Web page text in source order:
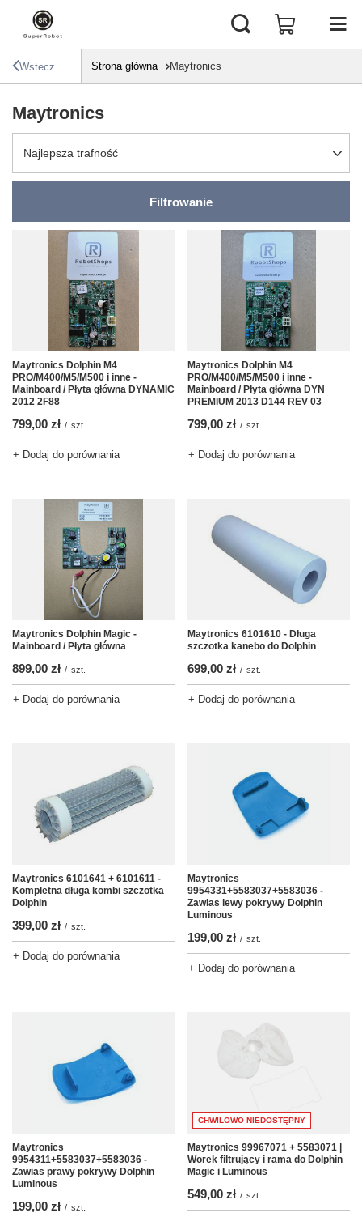
Wstecz Strona główna Maytronics
Maytronics
Zmień sortowanie
Najlepsza trafność
Filtrowanie
Maytronics Dolphin M4
PRO/M400/M5/M500 i inne -
Mainboard / Płyta główna DYNAMIC
2012 2F88
799,00 zł / szt.
+ Dodaj do porównania
Maytronics Dolphin M4
PRO/M400/M5/M500 i inne -
Mainboard / Płyta główna DYN
PREMIUM 2013 D144 REV 03
799,00 zł / szt.
+ Dodaj do porównania
Maytronics Dolphin Magic -
Mainboard / Płyta główna
899,00 zł / szt.
+ Dodaj do porównania
Maytronics 6101610 - Długa
szczotka kanebo do Dolphin
699,00 zł / szt.
+ Dodaj do porównania
Maytronics 6101641 + 6101611 -
Kompletna długa kombi szczotka
Dolphin
399,00 zł / szt.
+ Dodaj do porównania
Maytronics
9954331+5583037+5583036 -
Zawias lewy pokrywy Dolphin
Luminous
199,00 zł / szt.
+ Dodaj do porównania
Maytronics
9954311+5583037+5583036 -
Zawias prawy pokrywy Dolphin
Luminous
199,00 zł / szt.
CHWILOWO NIEDOSTĘPNY
Maytronics 99967071 + 5583071 |
Worek filtrujący i rama do Dolphin
Magic i Luminous
549,00 zł / szt.